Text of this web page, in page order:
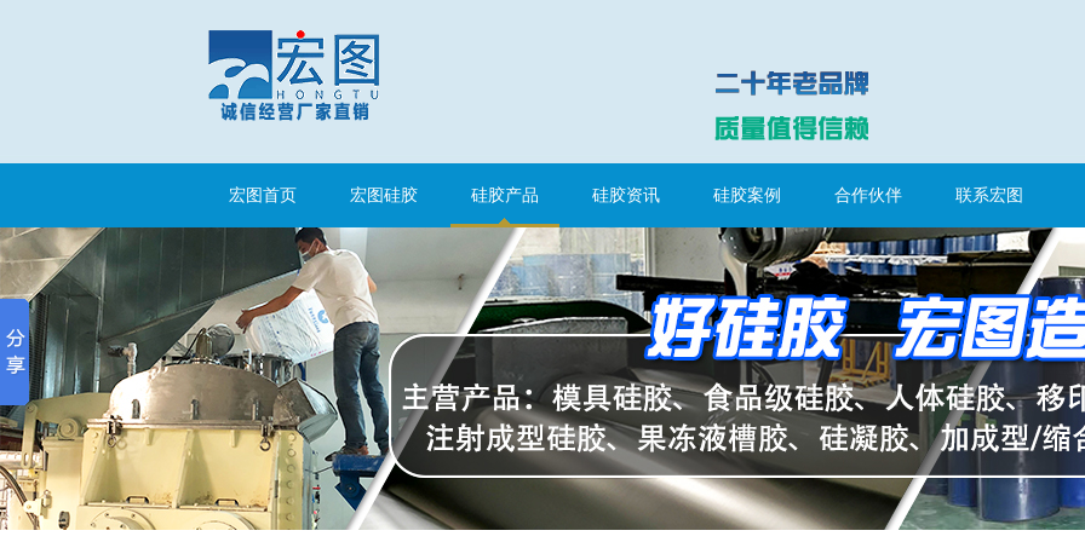
宏图首页 宏图硅胶 硅胶产品 硅胶资讯 硅胶案例 合作伙伴 联系宏图
注射硅胶